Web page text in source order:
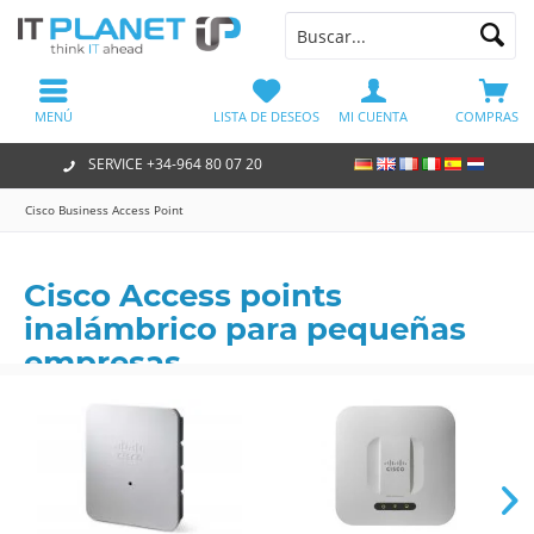
SERVICE +34-964 80 07 20
COMPRAS
LISTA DE DESEOS MI CUENTA
MENÚ
Cisco Business Access Point
Cisco Access points
inalámbrico para pequeñas
empresas